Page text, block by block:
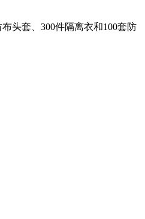
头套、300件隔离衣和100套防